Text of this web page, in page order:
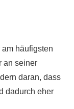
häufigsten
an seiner
daran, dass
dadurch eher